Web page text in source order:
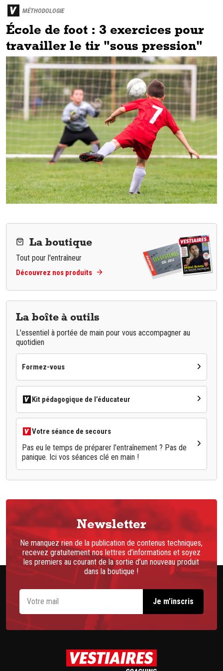
MÉTHODOLOGIE
École de foot : 3 exercices pour
travailler le tir "sous pression"
La boutique
Tout pour l'entraîneur
Découvrez nos produits
La boîte à outils
L'essentiel à portée de main pour vous accompagner au
quotidien
Formez-vous
Kit pédagogique de l’éducateur
Votre séance de secours
Pas eu le temps de préparer l'entraînement ? Pas de
panique. Ici vos séances clé en main !
Newsletter
Ne manquez rien de la publication de contenus techniques,
recevez gratuitement nos lettres d’informations et soyez
les premiers au courant de la sortie d’un nouveau produit
dans la boutique !